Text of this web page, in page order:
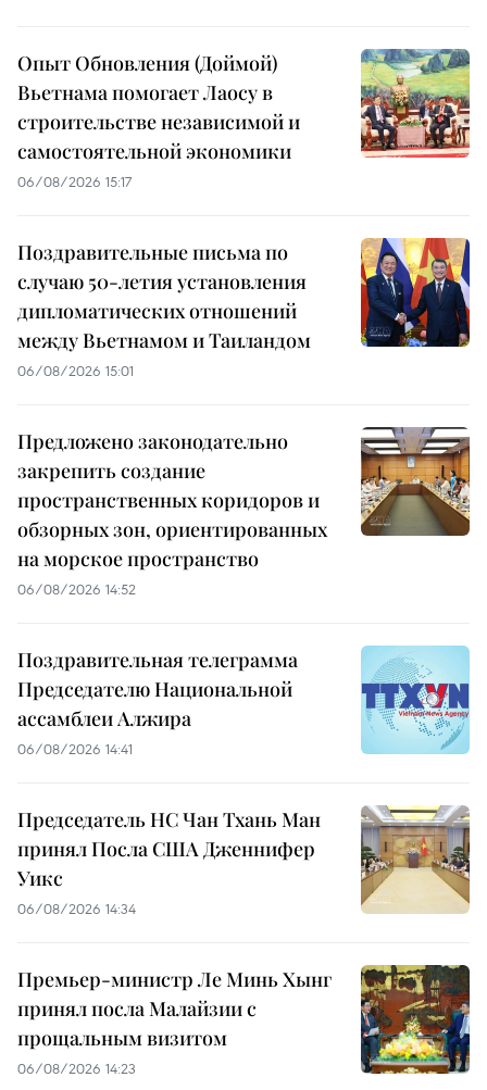
Опыт Обновления (Доймой)
Вьетнама помогает Лаосу в
строительстве независимой и
самостоятельной экономики
06/08/2026 15:17
Поздравительные письма по
случаю 50-летия установления
дипломатических отношений
между Вьетнамом и Таиландом
06/08/2026 15:01
Предложено законодательно
закрепить создание
пространственных коридоров и
обзорных зон, ориентированных
на морское пространство
06/08/2026 14:52
Поздравительная телеграмма
Председателю Национальной
ассамблеи Алжира
06/08/2026 14:41
Председатель НС Чан Тхань Ман
принял Посла США Дженнифер
Уикс
06/08/2026 14:34
Премьер-министр Ле Минь Хынг
принял посла Малайзии с
прощальным визитом
06/08/2026 14:23